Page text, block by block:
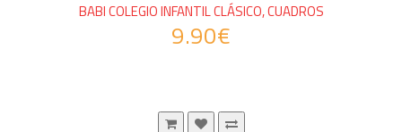
BABI COLEGIO INFANTIL CLÁSICO, CUADROS
9.90€